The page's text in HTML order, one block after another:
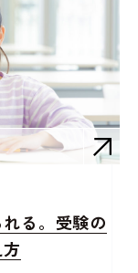
る。受験の